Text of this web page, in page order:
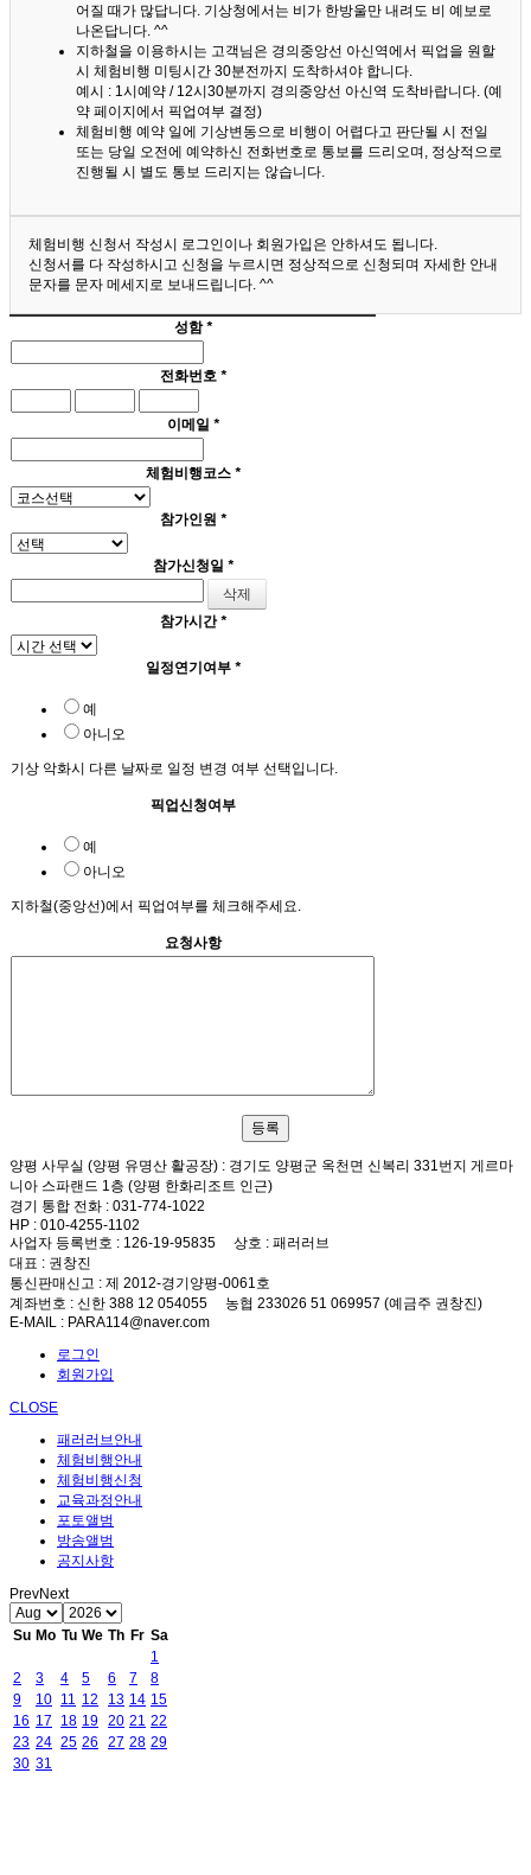
어질 때가 많답니다. 기상청에서는 비가 한방울만 내려도 비 예보로
나온답니다. ^^
지하철을 이용하시는 고객님은 경의중앙선 아신역에서 픽업을 원할
시 체험비행 미팅시간 30분전까지 도착하셔야 합니다.
예시 : 1시예약 / 12시30분까지 경의중앙선 아신역 도착바랍니다. (예
약 페이지에서 픽업여부 결정)
체험비행 예약 일에 기상변동으로 비행이 어렵다고 판단될 시 전일
또는 당일 오전에 예약하신 전화번호로 통보를 드리오며, 정상적으로
진행될 시 별도 통보 드리지는 않습니다.
체험비행 신청서 작성시 로그인이나 회원가입은 안하셔도 됩니다.
신청서를 다 작성하시고 신청을 누르시면 정상적으로 신청되며 자세한 안내
문자를 문자 메세지로 보내드립니다. ^^
성함*
전화번호 *
이메일 *
체험비행코스 *
참가인원 *
참가신청일 *
참가시간*
일정연기여부 *
예
아니오
기상 악화시 다른 날짜로 일정 변경 여부 선택입니다.
픽업신청여부
예
아니오
지하철(중앙선)에서 픽업여부를 체크해주세요.
요청사항
양평 사무실 (양평 유명산 활공장) : 경기도 양평군 옥천면 신복리 331번지 게르마
니아 스파랜드 1층 (양평 한화리조트 인근)
경기 통합 전화 : 031-774-1022
HP : 010-4255-1102
사업자 등록번호 : 126-19-95835 상호 : 패러러브
대표 : 권창진
통신판매신고 : 제 2012-경기양평-0061호
계좌번호 : 신한 388 12 054055 농협 233026 51 069957 (예금주 권창진)
E-MAIL : PARA114@naver.com
로그인
회원가입
CLOSE
패러러브안내
체험비행안내
체험비행신청
교육과정안내
포토앨범
방송앨범
공지사항
PrevNext
Su Mo Tu We Th Fr Sa
1
2
3 4 5 6 7
8
9
10 11 12 13 14 15
16 17 18 19 20 21 22
23 24 25 26 27 28 29
30 31